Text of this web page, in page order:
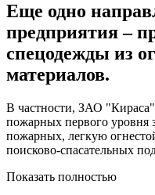
Еще одно
предприятия –
спецодежды из
материалов.
В частности, ЗАО
пожарных первого уровня
пожарных, легкую
поисково-спасательных
Показать полностью